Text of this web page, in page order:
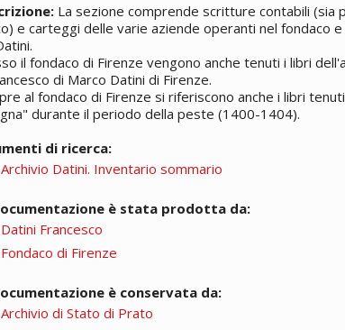
La sezione comprende scritture contabili (sia
e carteggi delle varie aziende operanti nel fondaco
il fondaco di Firenze vengono anche tenuti i libri
di Marco Datini di Firenze.
al fondaco di Firenze si riferiscono anche i libri
durante il periodo della peste (1400-1404).
di ricerca:
Archivio Datini. Inventario sommario
è stata prodotta da:
Datini Francesco
Fondaco di Firenze
è conservata da:
Archivio di Stato di Prato